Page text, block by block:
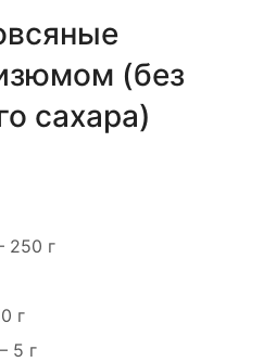
(без
сахара)
250 г
г
5 г